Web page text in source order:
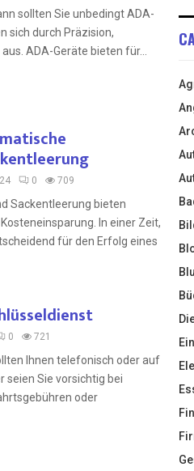
sollten Sie unbedingt ADA-
sich durch Präzision,
ADA-Geräte bieten für...
0 709
Sackentleerung bieten
In einer Zeit,
für den Erfolg eines
0 721
Ihnen telefonisch oder auf
seien Sie vorsichtig bei
oder